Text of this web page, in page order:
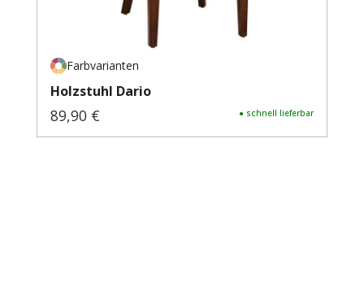
Farbvarianten
Holzstuhl Dario
Regulärer Preis:
89,90 € ● schnell lieferbar